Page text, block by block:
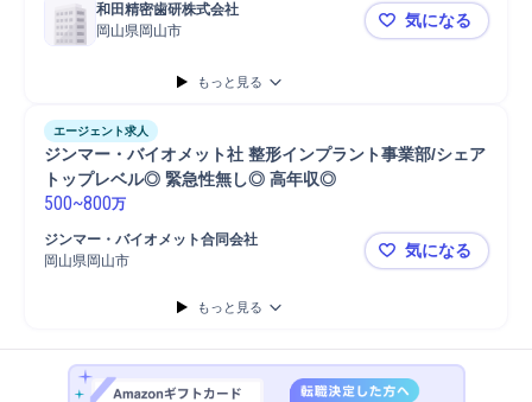
和田精密歯研株式会社
岡山県岡山市
岡山市/【ル
気になる
もっと見る
エージェント求人
ジンマー・バイオメット社 整形インプラント事業部/シェア
トップレベル◎ 緊急性無し◎ 高年収◎
500~800万
ジンマー・バイオメット合同会社
岡山県岡山市
ジンマー・
気になる
もっと見る